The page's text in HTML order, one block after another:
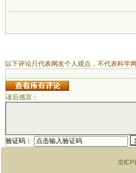
以下评论只代表网友个人观点，不代表科学网
读后感言：
验证码：
京ICP